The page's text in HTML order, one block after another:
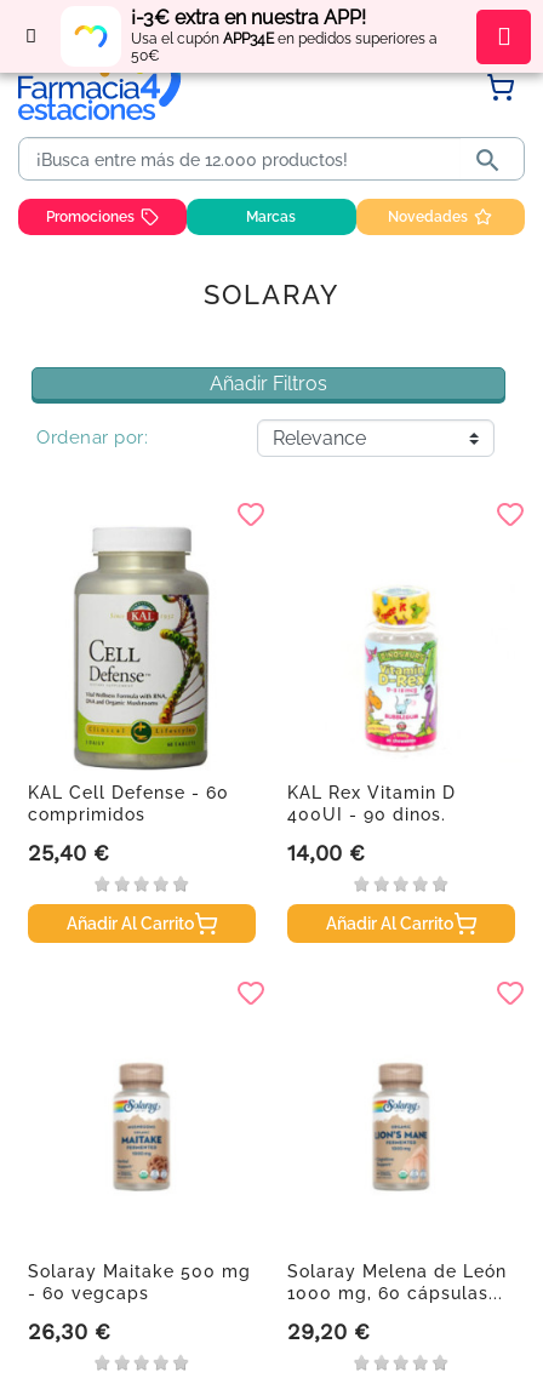
¡-3€ extra en nuestra APP!
Usa el cupón APP34Een pedidos superiores a
50€
Regístratey obténpuntos por tus compras

Promociones Marcas Novedades
SOLARAY
Añadir Filtros
Ordenar por:
KAL Cell Defense - 60
comprimidos
Precio
25,40 €
Añadir Al Carrito
KAL Rex Vitamin D
400UI - 90 dinos.
Precio
14,00 €
Añadir Al Carrito
Solaray Maitake 500 mg
- 60 vegcaps
Precio
26,30 €
Solaray Melena de León
1000 mg, 60 cápsulas...
Precio
29,20 €